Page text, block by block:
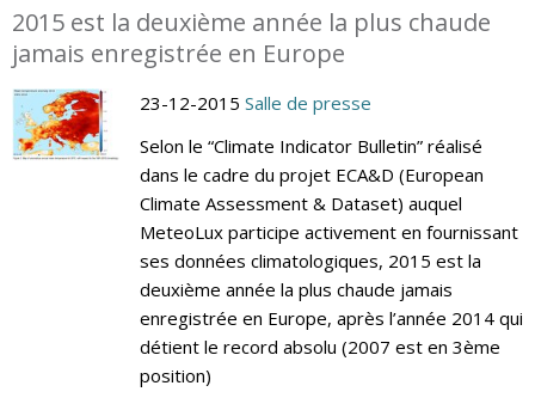
2015 est la deuxième année la plus chaude
jamais enregistrée en Europe
23-12-2015 Salle de presse
Selon le “Climate Indicator Bulletin” réalisé
dans le cadre du projet ECA&D (European
Climate Assessment & Dataset) auquel
MeteoLux participe activement en fournissant
ses données climatologiques, 2015 est la
deuxième année la plus chaude jamais
enregistrée en Europe, après l’année 2014 qui
détient le record absolu (2007 est en 3ème
position)